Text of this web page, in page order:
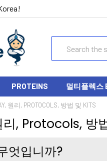
PROTEINS 멀티플렉스
원리, PROTOCOLS, 방법 및 KITS
리, Protocols, 방
엇입니까?